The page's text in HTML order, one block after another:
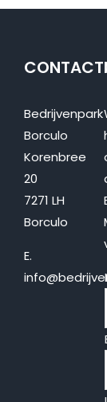
Bedrijvenpark
Borculo
Korenbree
20
7271 LH
Borculo
E.